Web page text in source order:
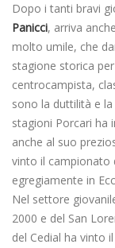
Dopo i tanti bravi
Panicci, arriva
molto umile, che
stagione storica
centrocampista,
sono la duttilità e
stagioni Porcari ha
anche al suo
vinto il campionato
egregiamente in
Nel settore
2000 e del San
del Cedial ha vinto